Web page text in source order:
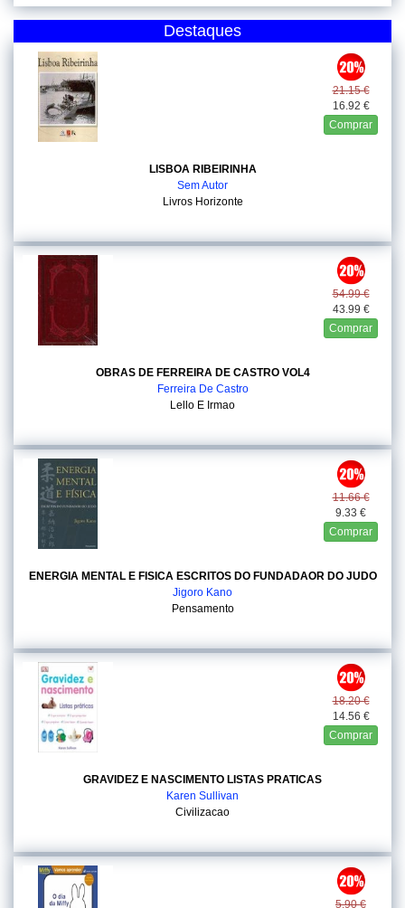
Destaques
21.15 €
16.92 €
Comprar
LISBOA RIBEIRINHA
Sem Autor
Livros Horizonte
54.99 €
43.99 €
Comprar
OBRAS DE FERREIRA DE CASTRO VOL4
Ferreira De Castro
Lello E Irmao
11.66 €
9.33 €
Comprar
ENERGIA MENTAL E FISICA ESCRITOS DO FUNDADAOR DO JUDO
Jigoro Kano
Pensamento
18.20 €
14.56 €
Comprar
GRAVIDEZ E NASCIMENTO LISTAS PRATICAS
Karen Sullivan
Civilizacao
5.90 €